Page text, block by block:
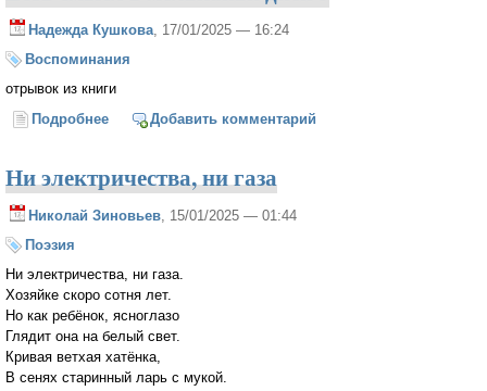
Надежда Кушкова, 17/01/2025 — 16:24
Воспоминания
отрывок из книги
Подробнее о Есть смысл в мельканьи дней 5
Добавить комментарий
Ни электричества, ни газа
Николай Зиновьев, 15/01/2025 — 01:44
Поэзия
Ни электричества, ни газа.
Хозяйке скоро сотня лет.
Но как ребёнок, ясноглазо
Глядит она на белый свет.
Кривая ветхая хатёнка,
В сенях старинный ларь с мукой.